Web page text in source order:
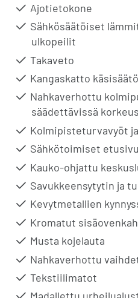
Ajotietokone
Sähkösäätöiset
ulkopeilit
Takaveto
Kangaskatto
Nahkaverhottu
säädettävissä
Kolmipisteturvavyöt
Sähkötoimiset
Kauko-ohjattu
Savukkeensytytin ja
Kevytmetallien
Kromatut
Musta kojelauta
Nahkaverhottu
Tekstiilimatot